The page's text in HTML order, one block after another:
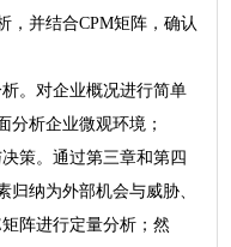
，并结合CPM矩阵，确认
。对企业概况进行简单
分析企业微观环境；
策。通过第三章和第四
纳为外部机会与威胁、
阵进行定量分析；然